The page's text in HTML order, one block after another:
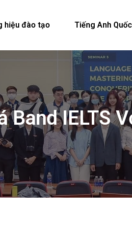
hiệu đào tạo Tiếng Anh
Band IELTS